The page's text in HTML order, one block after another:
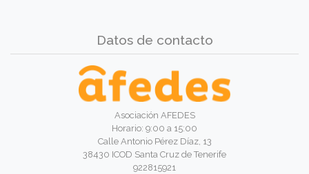
Datos de contacto
Asociación AFEDES
Horario: 9:00 a 15:00
Calle Antonio Pérez Díaz, 13
38430 ICOD Santa Cruz de Tenerife
922815921